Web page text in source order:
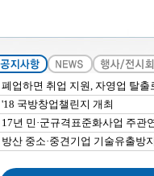
'18 국방창업챌린지 개최